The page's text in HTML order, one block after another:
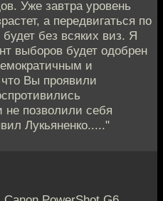
Уже завтра уровень
а передвигаться по
без всяких виз. Я
выборов будет одобрен
и
Вы проявили
позволили себя
Лукьяненко....."